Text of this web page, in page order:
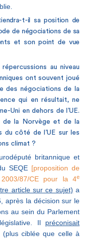
t-il sa position de
de négociations de sa
et son point de vue
au niveau
ont souvent joué
des négociations de la
qui en résultait, ne
Uni en dehors de l’UE.
de la Norvège et de la
du côté de l’UE sur les
climat ?
britannique et
SEQE [proposition de
87/CE pour la 4e
article sur ce sujet) a
après la décision sur le
au sein du Parlement
Il préconisait
ciblée que celle à